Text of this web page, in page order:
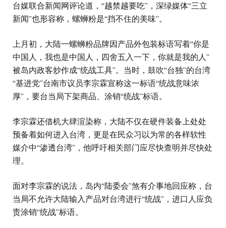
台媒联合新闻网评论道，“越禁越要吃”，深绿媒体“三立
新闻”也形容称，螺蛳粉是“挡不住的美味”。
上月初，大陆一螺蛳粉品牌因产品外包装标语写着“你是
中国人，我也是中国人，四舍五入一下，你就是我的人”
被岛内政客炒作成“统战工具”。当时，鼓吹“台独”的台湾
“基进党”台南市议员李宗霖宣称这一标语“统战意味浓
厚”，要台当局下架商品、涂销“统战”标语。
李宗霖还借机大肆渲染称，大陆不仅在硬件装备上处处
预备着如何进入台湾，更是在民众习以为常的各样软性
媒介中“渗透台湾”，他呼吁相关部门应尽快查明并尽快处
理。
面对李宗霖的说法，岛内“陆委会”煞有介事地回应称，台
当局不允许大陆输入产品对台湾进行“统战”，进口人应负
责涂销“统战”标语。